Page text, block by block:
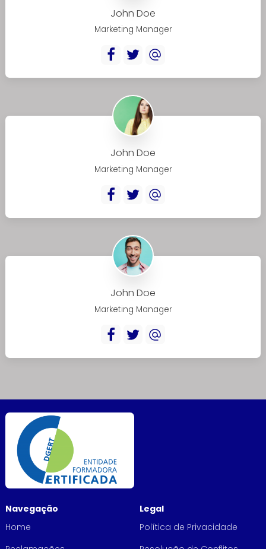
John Doe
Marketing Manager
John Doe
Marketing Manager
John Doe
Marketing Manager
Navegação
Home
Legal
Política de Privacidade